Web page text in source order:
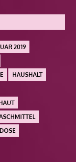
2019
HAUSHALT